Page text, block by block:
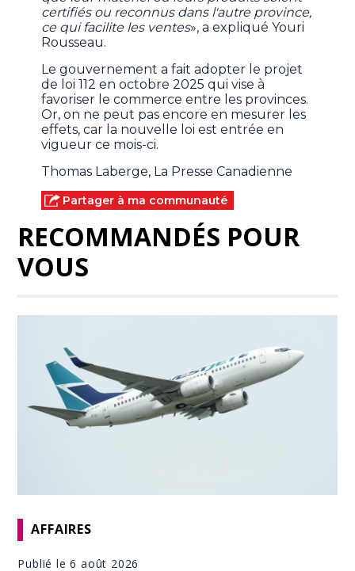
certifiés ou reconnus dans l'autre province,
ce qui facilite les ventes», a expliqué Youri
Rousseau.
Le gouvernement a fait adopter le projet
de loi 112 en octobre 2025 qui vise à
favoriser le commerce entre les provinces.
Or, on ne peut pas encore en mesurer les
effets, car la nouvelle loi est entrée en
vigueur ce mois-ci.
Thomas Laberge, La Presse Canadienne
Partager à ma communauté
RECOMMANDÉS POUR
VOUS
AFFAIRES
Publié le 6 août 2026